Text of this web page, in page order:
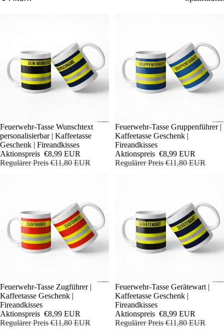
Sale
Feuerwehr-Tasse Wunschtext
personalisierbar | Kaffeetasse
Geschenk | Fireandkisses
Aktionspreis €8,99 EUR
Regulärer Preis€11,80 EUR
Sale
Feuerwehr-Tasse Gruppenführer |
Kaffeetasse Geschenk |
Fireandkisses
Aktionspreis €8,99 EUR
Regulärer Preis€11,80 EUR
Sale
Feuerwehr-Tasse Zugführer |
Kaffeetasse Geschenk |
Fireandkisses
Aktionspreis €8,99 EUR
Regulärer Preis€11,80 EUR
Sale
Feuerwehr-Tasse Gerätewart |
Kaffeetasse Geschenk |
Fireandkisses
Aktionspreis €8,99 EUR
Regulärer Preis€11,80 EUR